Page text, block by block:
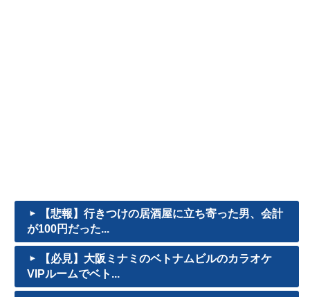
【悲報】行きつけの居酒屋に立ち寄った男、会計
が100円だった...
【必見】大阪ミナミのベトナムビルのカラオケ
VIPルームでベト...